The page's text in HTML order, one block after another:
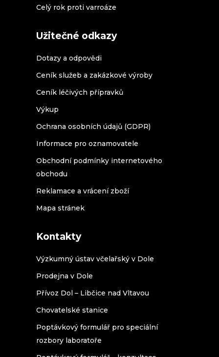
Celý rok proti varroáze
Užitečné odkazy
Dotazy a odpovědi
Ceník služeb a zakázkové výroby
Ceník léčivých přípravků
Výkup
Ochrana osobních údajů (GDPR)
Informace pro oznamovatele
Obchodní podmínky internetového
obchodu
Reklamace a vrácení zboží
Mapa stránek
Kontakty
Výzkumný ústav včelařský v Dole
Prodejna v Dole
Přívoz Dol – Libčice nad Vltavou
Chovatelské stanice
Poptávkový formulář pro speciální
rozbory laboratoře